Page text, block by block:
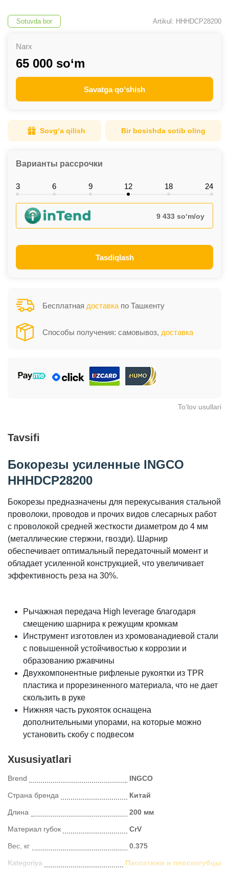
Sotuvda bor Artikul: HHHDCP28200
Narx
65 000 so‘m
Savatga qo‘shish
Sovg‘a qilish Bir bosishda sotib oling
Варианты рассрочки
3 6 9 12 18 24
9 433 so‘m/oy
Tasdiqlash
Бесплатная доставка по Ташкенту
Способы получения: самовывоз, доставка
To‘lov usullari
Tavsifi
Бокорезы усиленные INGCO
HHHDCP28200
Бокорезы предназначены для перекусывания стальной
проволоки, проводов и прочих видов слесарных работ
с проволокой средней жесткости диаметром до 4 мм
(металлические стержни, гвозди). Шарнир
обеспечивает оптимальный передаточный момент и
обладает усиленной конструкцией, что увеличивает
эффективность реза на 30%.
Рычажная передача High leverage благодаря
смещению шарнира к режущим кромкам
Инструмент изготовлен из хромованадиевой стали
с повышенной устойчивостью к коррозии и
образованию ржавчины
Двухкомпонентные рифленые рукоятки из TPR
пластика и прорезиненного материала, что не дает
скользить в руке
Нижняя часть рукояток оснащена
дополнительными упорами, на которые можно
установить скобу с подвесом
Xususiyatlari
Brend INGCO
Страна бренда Китай
Длина 200 мм
Материал губок CrV
Вес, кг 0.375
Kategoriya Пассатижи и плоскогубцы